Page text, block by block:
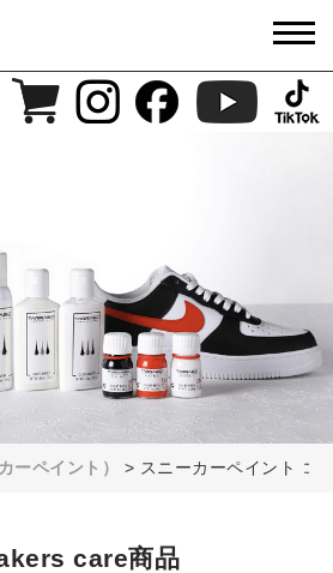
ーペイント） > スニーカーペイント コ
care商品